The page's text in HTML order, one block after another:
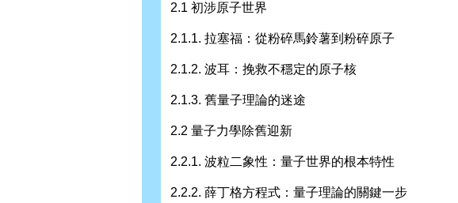
2.1 初涉原子世界
2.1.1. 拉塞福：從粉碎馬鈴薯到粉碎原子
2.1.2. 波耳：挽救不穩定的原子核
2.1.3. 舊量子理論的迷途
2.2 量子力學除舊迎新
2.2.1. 波粒二象性：量子世界的根本特性
2.2.2. 薛丁格方程式：量子理論的關鍵一步